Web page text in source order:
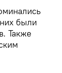
были
Также